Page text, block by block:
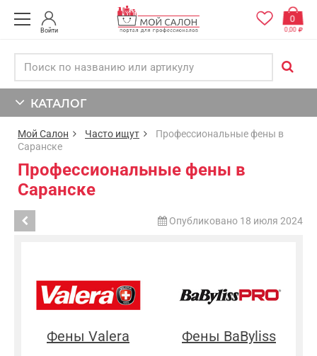
Войти
0
0,00
КАТАЛОГ
Мой Салон Часто ищут
Профессиональные фены в
Саранске
Профессиональные фены в
Саранске
Опубликовано 18 июля 2024
Фены Valera Фены BaByliss